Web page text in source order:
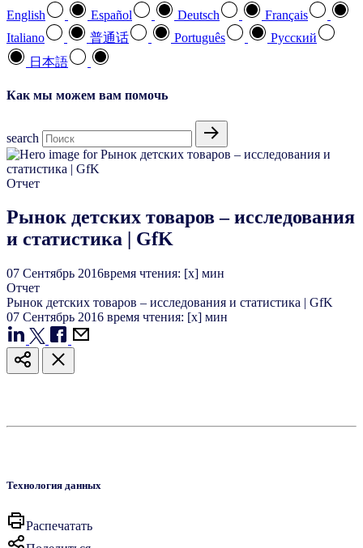
English Español Deutsch
Français
Italiano
普通话 Português
Pусский
日本語
Как мы можем вам помочь
search
Отчет
Рынок детских товаров – исследования
и статистика | GfK
07 Сентябрь 2016время чтения: [x] мин
Отчет
Рынок детских товаров – исследования и статистика | GfK
07 Сентябрь 2016 время чтения: [x] мин
Технология данных
Распечатать